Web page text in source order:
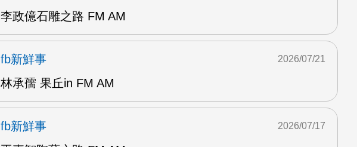
李政億石雕之路 FM AM
fb新鮮事
林承孺 果丘in FM AM
2026/07/21
fb新鮮事
2026/07/17